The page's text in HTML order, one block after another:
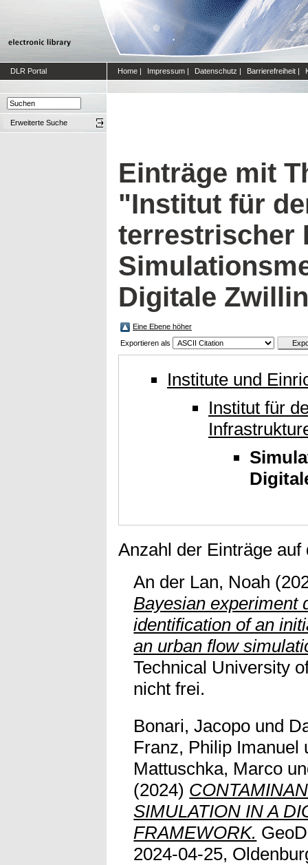
DLR Portal Home | Impressum | Datenschutz | Barrierefreiheit |
Erweiterte Suche
Einträge mit
"Institut für
terrestrischer
Digitale
Eine Ebene höher
Exportieren als
Institute und
Institut für
Anzahl der Einträge
An der Lan, Noah
Bayesian experiment
identification of an
an urban flow
Technical University
nicht frei.
Bonari, Jacopo und
Franz, Philip Imanuel
Mattuschka, Marco
(2024)
SIMULATION IN A
FRAMEWORK.
2024-04-25,